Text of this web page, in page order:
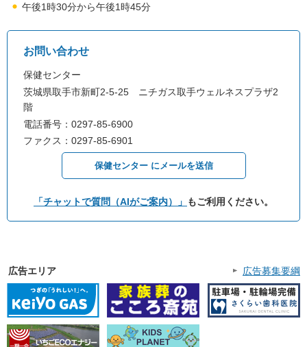
午後1時30分から午後1時45分
お問い合わせ
保健センター
茨城県取手市新町2-5-25 ニチガス取手ウェルネスプラザ2
階
電話番号：0297-85-6900
ファクス：0297-85-6901
保健センター にメールを送信
「チャットで質問（AIがご案内）」 もご利用ください。
広告エリア 広告募集要綱